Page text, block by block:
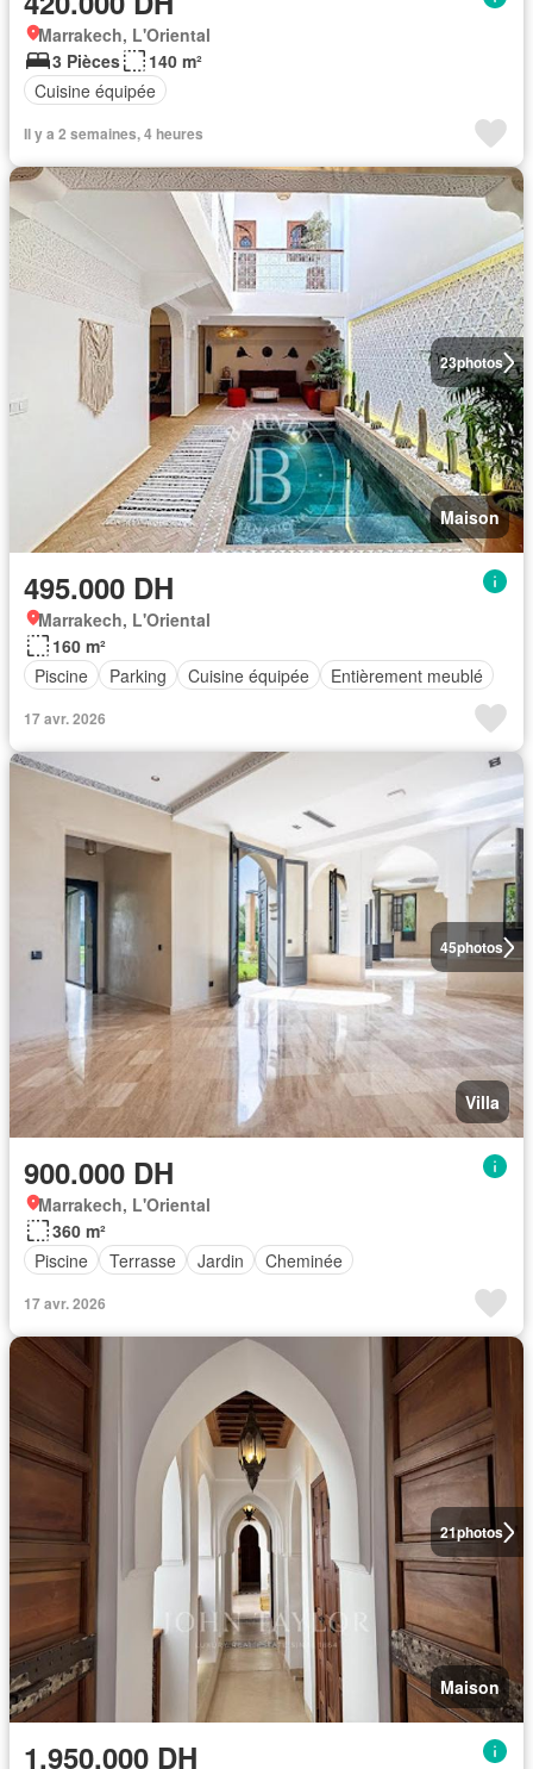
Marrakech, L'Oriental
3 Pièces
140 m²
Cuisine équipée
Il y a 2 semaines, 4 heures
23photos
Maison
495.000 DH
Marrakech, L'Oriental
160 m²
Piscine
Parking Cuisine équipée Entièrement meublé
17 avr. 2026
45photos
Villa
900.000 DH
Marrakech, L'Oriental
360 m²
Piscine
Terrasse Jardin Cheminée
17 avr. 2026
21photos
Maison
1.950.000 DH